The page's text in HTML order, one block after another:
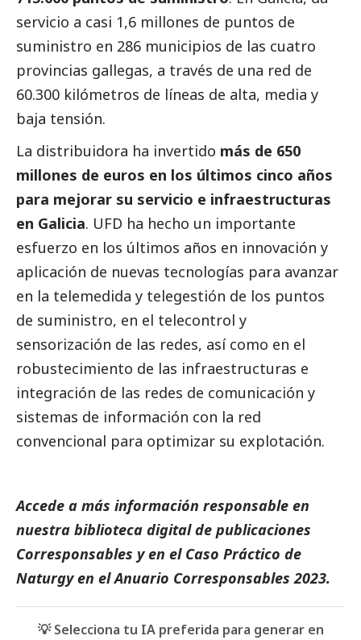
servicio a casi 1,6 millones de puntos de
suministro en 286 municipios de las cuatro
provincias gallegas, a través de una red de
60.300 kilómetros de líneas de alta, media y
baja tensión.
La distribuidora ha invertido más de 650
millones de euros en los últimos cinco años
para mejorar su servicio e infraestructuras
en Galicia. UFD ha hecho un importante
esfuerzo en los últimos años en innovación y
aplicación de nuevas tecnologías para avanzar
en la telemedida y telegestión de los puntos
de suministro, en el telecontrol y
sensorización de las redes, así como en el
robustecimiento de las infraestructuras e
integración de las redes de comunicación y
sistemas de información con la red
convencional para optimizar su explotación.
Accede a más información responsable en
nuestra biblioteca digital de publicaciones
Corresponsables y en el Caso Práctico de
Naturgyen elAnuario Corresponsables 2023.
💡 Selecciona tu IA preferida para generar en